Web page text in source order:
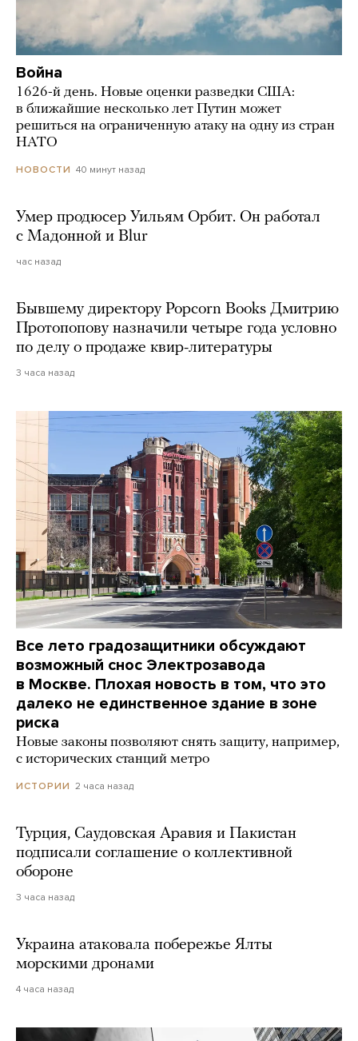
Война
1626-й день. Новые оценки разведки США:
в ближайшие несколько лет Путин может
решиться на ограниченную атаку на одну из стран
НАТО
НОВОСТИ 40 минут назад
Умер продюсер Уильям Орбит. Он работал
с Мадонной и Blur
час назад
Бывшему директору Popcorn Books Дмитрию
Протопопову назначили четыре года условно
по делу о продаже квир-литературы
3 часа назад
Все лето градозащитники обсуждают
возможный снос Электрозавода
в Москве. Плохая новость в том, что это
далеко не единственное здание в зоне
риска
Новые законы позволяют снять защиту, например,
с исторических станций метро
ИСТОРИИ 2 часа назад
Турция, Саудовская Аравия и Пакистан
подписали соглашение о коллективной
обороне
3 часа назад
Украина атаковала побережье Ялты
морскими дронами
4 часа назад